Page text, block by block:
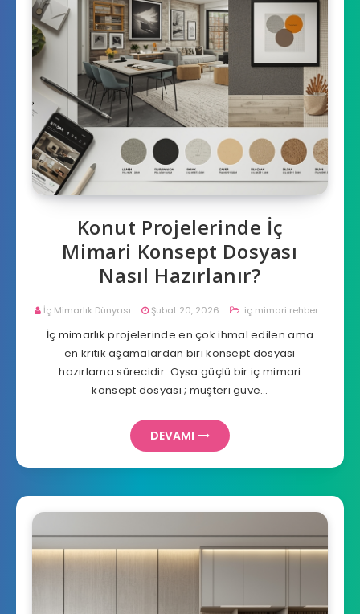
Konut Projelerinde İç
Mimari Konsept Dosyası
Nasıl Hazırlanır?
İç Mimarlık Dünyası Şubat 20, 2026 iç mimari rehber
İç mimarlık projelerinde en çok ihmal edilen ama
en kritik aşamalardan biri konsept dosyası
hazırlama sürecidir. Oysa güçlü bir iç mimari
konsept dosyası ; müşteri güve…
DEVAMI